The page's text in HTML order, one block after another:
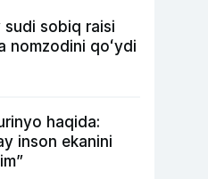
sudi sobiq raisi
nomzodini qoʻydi
haqida:
inson ekanini